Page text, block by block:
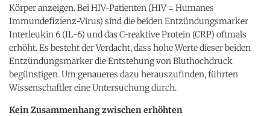
Körper anzeigen. Bei HIV-Patienten (HIV = Humanes
Immundefizienz-Virus) sind die beiden Entzündungsmarker
Interleukin 6 (IL-6) und das C-reaktive Protein (CRP) oftmals
erhöht. Es besteht der Verdacht, dass hohe Werte dieser beiden
Entzündungsmarker die Entstehung von Bluthochdruck
begünstigen. Um genaueres dazu herauszufinden, führten
Wissenschaftler eine Untersuchung durch.
Kein Zusammenhang zwischen erhöhten